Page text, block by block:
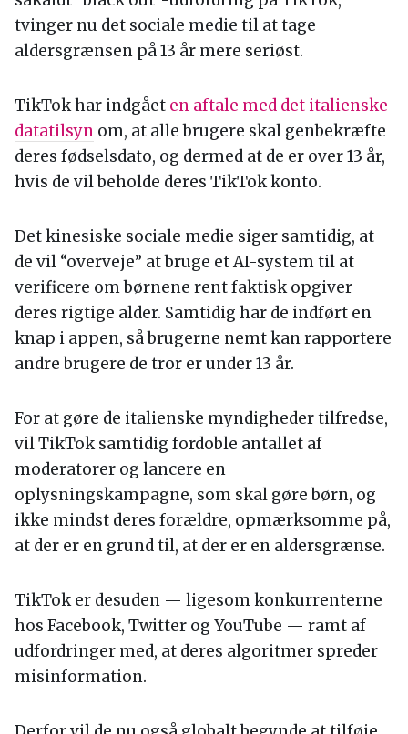
tvinger nu det sociale medie til at tage
aldersgrænsen på 13 år mere seriøst.
TikTok har indgået en aftale med det italienske
datatilsyn om, at alle brugere skal genbekræfte
deres fødselsdato, og dermed at de er over 13 år,
hvis de vil beholde deres TikTok konto.
Det kinesiske sociale medie siger samtidig, at
de vil “overveje” at bruge et AI-system til at
verificere om børnene rent faktisk opgiver
deres rigtige alder. Samtidig har de indført en
knap i appen, så brugerne nemt kan rapportere
andre brugere de tror er under 13 år.
For at gøre de italienske myndigheder tilfredse,
vil TikTok samtidig fordoble antallet af
moderatorer og lancere en
oplysningskampagne, som skal gøre børn, og
ikke mindst deres forældre, opmærksomme på,
at der er en grund til, at der er en aldersgrænse.
TikTok er desuden — ligesom konkurrenterne
hos Facebook, Twitter og YouTube — ramt af
udfordringer med, at deres algoritmer spreder
misinformation.